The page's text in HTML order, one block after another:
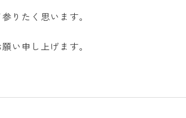
りたく思います。
い申し上げます。